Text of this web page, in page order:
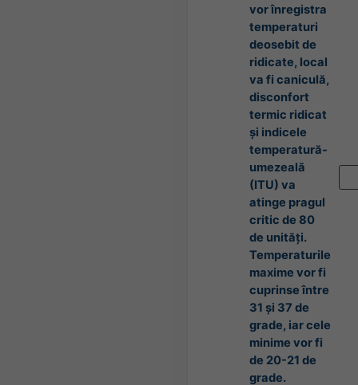
vor înregistra
temperaturi
deosebit de
ridicate, local
va fi caniculă,
disconfort
termic ridicat
și indicele
temperatură-
umezeală
(ITU) va
atinge pragul
critic de 80
de unități.
Temperaturile
maxime vor fi
cuprinse între
31 și 37 de
grade, iar cele
minime vor fi
de 20-21 de
grade.